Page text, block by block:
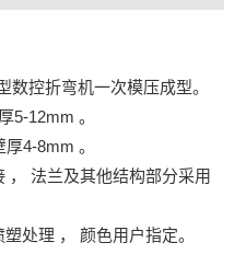
数控折弯机一次模压成型。
5-12mm 。
4-8mm 。
， 法兰及其他结构部分采用
处理 ， 颜色用户指定。